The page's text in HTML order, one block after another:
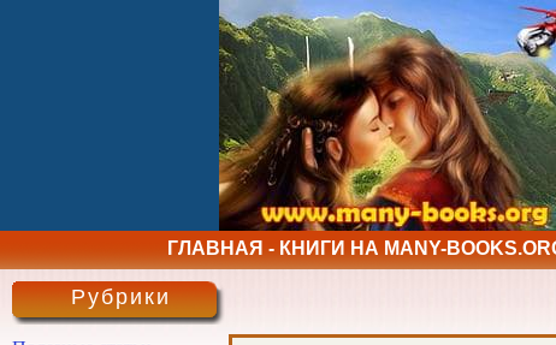
ГЛАВНАЯ - КНИГИ НА MANY-
Рубрики